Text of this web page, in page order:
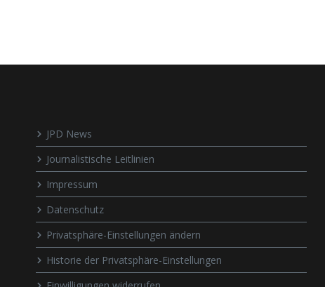
JPD News
Journalistische Leitlinien
Impressum
Datenschutz
Privatsphäre-Einstellungen ändern
Historie der Privatsphäre-Einstellungen